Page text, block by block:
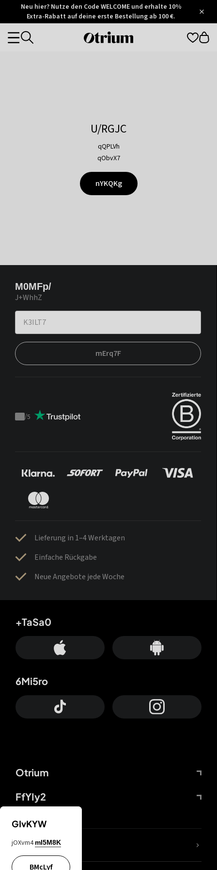
Otrium
Trustpilot
Neu hier? Nutze den Code WELCOME und erhalte 10%
Extra-Rabatt auf deine erste Bestellung ab 100 €.
Otrium
Categories
U/RGJC
qQPLVh
qObvX7
nYKQKg
M0MFp/
J+WhhZ
mErq7F
Trustpilot
/5
Lieferung in 1–4 Werktagen
Einfache Rückgabe
Neue Angebote jede Woche
Otrium
FfYIy2
+TaSa0
6Mi5ro
DDcvSo
GIvKYW
jOXvm4 mI5M8K
BMcLyf